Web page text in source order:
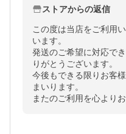
ストアからの返信
この度は当店をご利用
います。
発送のご希望に対応で
りがとうございます。
今後もできる限りお客
まいります。
またのご利用を心より